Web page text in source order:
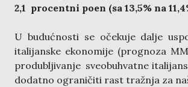
2,1 procentni poen (sa 13,5% na
U budućnosti se očekuje dalje
italijanske ekonomije (prognoza
produbljivanje sveobuhvatne
dodatno ograničiti rast tražnja za